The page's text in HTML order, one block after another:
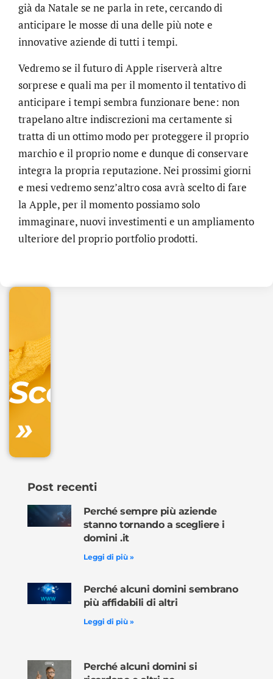
già da Natale se ne parla in rete, cercando di
anticipare le mosse di una delle più note e
innovative aziende di tutti i tempi.
Vedremo se il futuro di Apple riserverà altre
sorprese e quali ma per il momento il tentativo di
anticipare i tempi sembra funzionare bene: non
trapelano altre indiscrezioni ma certamente si
tratta di un ottimo modo per proteggere il proprio
marchio e il proprio nome e dunque di conservare
integra la propria reputazione. Nei prossimi giorni
e mesi vedremo senz’altro cosa avrà scelto di fare
la Apple, per il momento possiamo solo
immaginare, nuovi investimenti e un ampliamento
ulteriore del proprio portfolio prodotti.
Scopri
»
.online
Post recenti
Perché sempre più aziende
stanno tornando a scegliere i
domini .it
Leggi di più »
Perché alcuni domini sembrano
più affidabili di altri
Leggi di più »
Perché alcuni domini si